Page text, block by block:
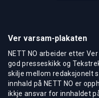
Ver varsam-plakaten
NETT NO arbeider etter
god presseskikk og
skilje mellom redaksjonelt
innhald på NETT NO er
ikkje ansvar for innhaldet